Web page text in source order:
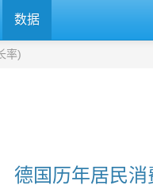
数据
率)
德国历年居民